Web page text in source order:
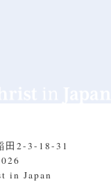
田2-3-18-31
in Japan